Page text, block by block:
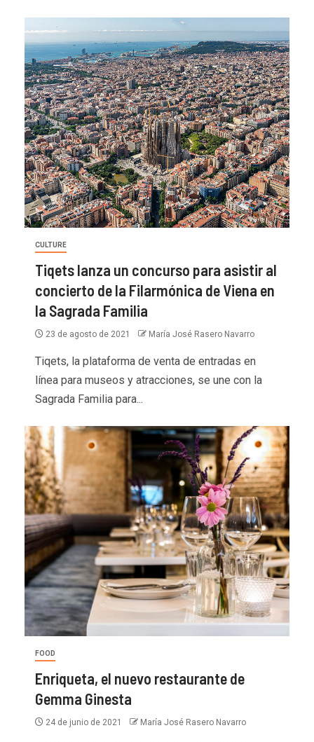
CULTURE
Tiqets lanza un concurso para asistir al
concierto de la Filarmónica de Viena en
la Sagrada Familia
23 de agosto de 2021 María José Rasero Navarro
Tiqets, la plataforma de venta de entradas en
línea para museos y atracciones, se une con la
Sagrada Familia para...
FOOD
Enriqueta, el nuevo restaurante de
Gemma Ginesta
24 de junio de 2021 María José Rasero Navarro